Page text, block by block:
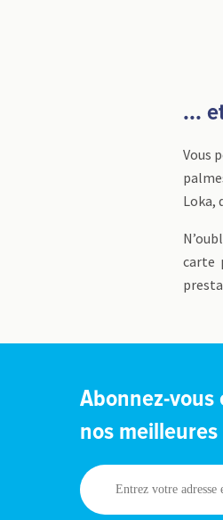
...
Vous
Loka,
carte
Abonnez-vous
nos
Entrez
votre